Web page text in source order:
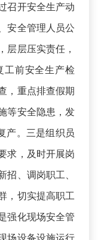
召开安全生产动
安全管理人员公
层层压实责任，
工前安全生产检
，重点排查假期
等安全隐患，发
产。三是组织员
求，及时开展岗
、调岗职工、
，切实提高职工
强化现场安全管